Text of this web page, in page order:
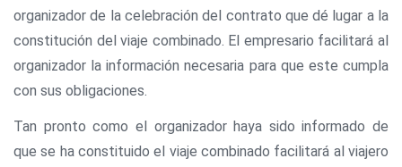
organizador de la celebración del contrato que dé lugar a la
constitución del viaje combinado. El empresario facilitará al
organizador la información necesaria para que este cumpla
con sus obligaciones.
Tan pronto como el organizador haya sido informado de
que se ha constituido el viaje combinado facilitará al viajero